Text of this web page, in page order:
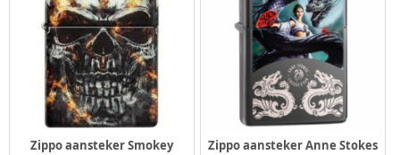
Zippo aansteker Smokey
Zippo aansteker Anne Stokes